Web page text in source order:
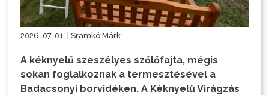
2026. 07. 01. | Sramkó Márk
A kéknyelű szeszélyes szőlőfajta, mégis
sokan foglalkoznak a termesztésével a
Badacsonyi borvidéken. A Kéknyelű Virágzás